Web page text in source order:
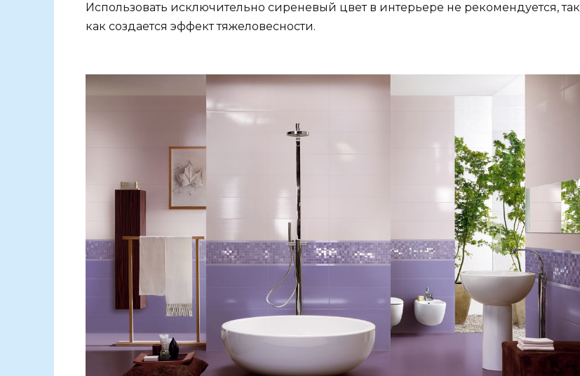
Использовать исключительно сиреневый цвет в интерьере не рекомендуется, так
как создается эффект тяжеловесности.